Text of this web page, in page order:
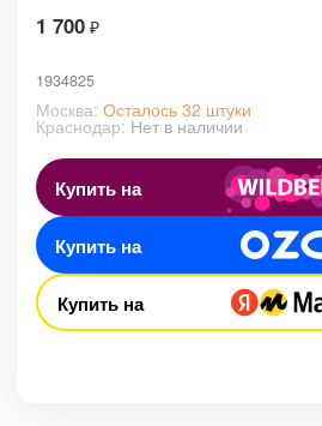
1 700 ₽
1934825
Москва: Осталось 32 штуки
Краснодар: Нет в наличии
Купить на
Купить на
Купить на